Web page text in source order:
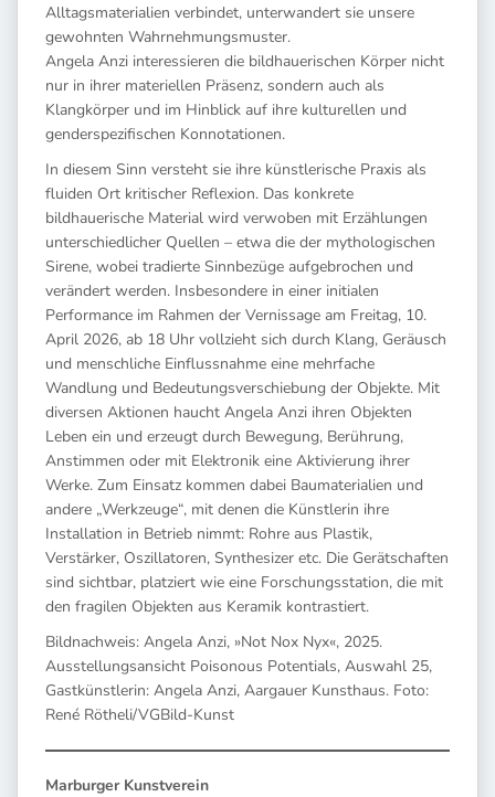
Alltagsmaterialien verbindet, unterwandert sie unsere
gewohnten Wahrnehmungsmuster.
Angela Anzi interessieren die bildhauerischen Körper nicht
nur in ihrer materiellen Präsenz, sondern auch als
Klangkörper und im Hinblick auf ihre kulturellen und
genderspezifischen Konnotationen.
In diesem Sinn versteht sie ihre künstlerische Praxis als
fluiden Ort kritischer Reflexion. Das konkrete
bildhauerische Material wird verwoben mit Erzählungen
unterschiedlicher Quellen – etwa die der mythologischen
Sirene, wobei tradierte Sinnbezüge aufgebrochen und
verändert werden. Insbesondere in einer initialen
Performance im Rahmen der Vernissage am Freitag, 10.
April 2026, ab 18 Uhr vollzieht sich durch Klang, Geräusch
und menschliche Einflussnahme eine mehrfache
Wandlung und Bedeutungsverschiebung der Objekte. Mit
diversen Aktionen haucht Angela Anzi ihren Objekten
Leben ein und erzeugt durch Bewegung, Berührung,
Anstimmen oder mit Elektronik eine Aktivierung ihrer
Werke. Zum Einsatz kommen dabei Baumaterialien und
andere „Werkzeuge“, mit denen die Künstlerin ihre
Installation in Betrieb nimmt: Rohre aus Plastik,
Verstärker, Oszillatoren, Synthesizer etc. Die Gerätschaften
sind sichtbar, platziert wie eine Forschungsstation, die mit
den fragilen Objekten aus Keramik kontrastiert.
Bildnachweis: Angela Anzi, »Not Nox Nyx«, 2025.
Ausstellungsansicht Poisonous Potentials, Auswahl 25,
Gastkünstlerin: Angela Anzi, Aargauer Kunsthaus. Foto:
René Rötheli/VGBild-Kunst
Marburger Kunstverein